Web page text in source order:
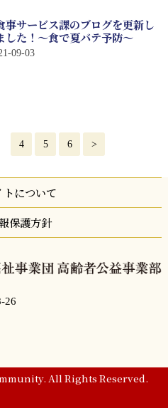
事サービス課のブログを更新し
した！～食で夏バテ予防～
09-03
4 5 6 >
トについて
保護方針
26
All Rights Reserved.